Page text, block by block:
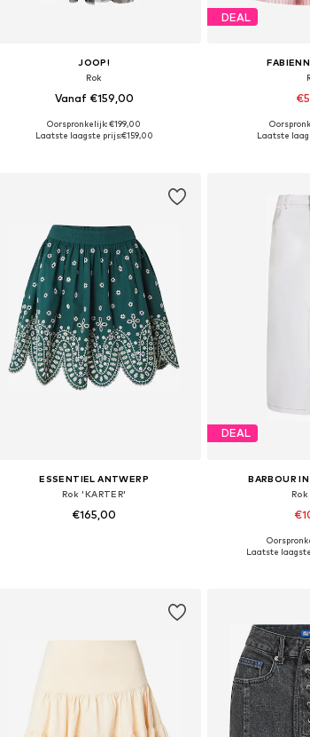
JOOP!
Rok
Vanaf €159,00
Beschikbaar in vele maten
Oorspronkelijk: €199,00
Laatste laagste prijs:€159,00
DEAL
Beschikbare
Laatste
ESSENTIEL ANTWERP
Rok 'KARTER'
€165,00
DEAL
BARBOUR
Beschikbare
Laatste